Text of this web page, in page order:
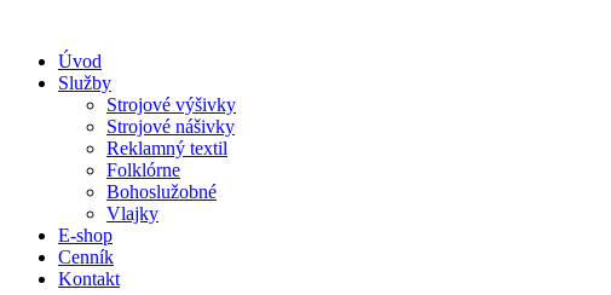
Úvod
Služby
Strojové výšivky
Strojové nášivky
Reklamný textil
Folklórne
Bohoslužobné
Vlajky
E-shop
Cenník
Kontakt